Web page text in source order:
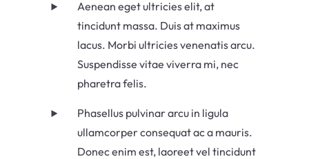
Aenean eget ultricies elit, at
tincidunt massa. Duis at maximus
lacus. Morbi ultricies venenatis arcu.
Suspendisse vitae viverra mi, nec
pharetra felis.
Phasellus pulvinar arcu in ligula
ullamcorper consequat ac a mauris.
Donec enim est, laoreet vel tincidunt